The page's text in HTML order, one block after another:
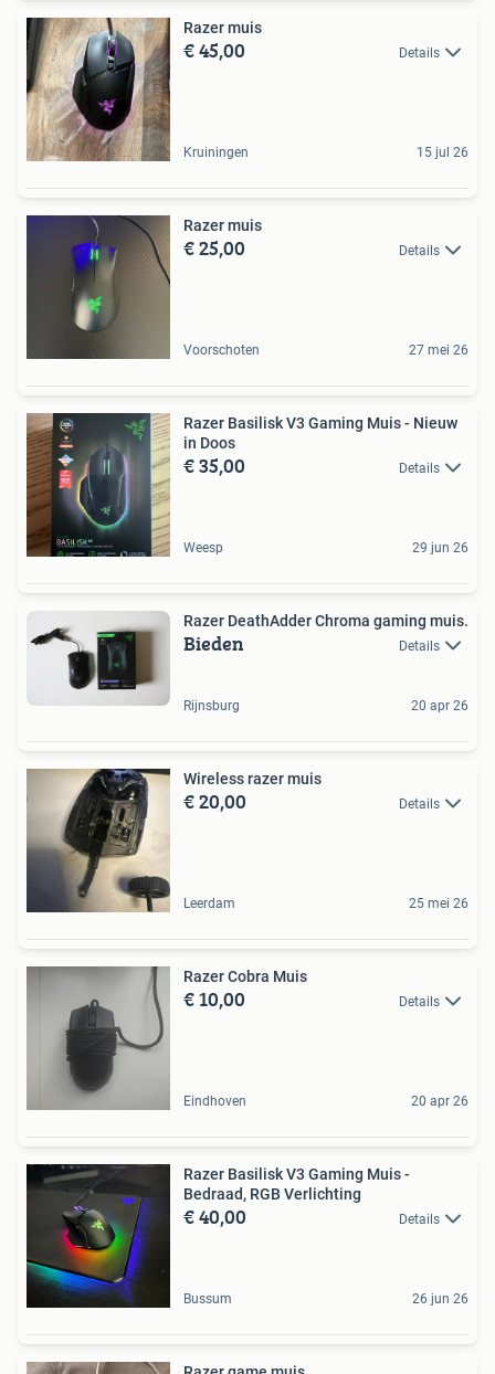
Razer muis
€ 45,00 Details
Kruiningen 15 jul 26
Razer muis
€ 25,00 Details
Voorschoten 27 mei 26
Razer Basilisk V3 Gaming Muis - Nieuw
in Doos
€ 35,00 Details
Weesp 29 jun 26
Razer DeathAdder Chroma gaming muis.
Bieden Details
Rijnsburg 20 apr 26
Wireless razer muis
€ 20,00 Details
Leerdam 25 mei 26
Razer Cobra Muis
€ 10,00 Details
Eindhoven 20 apr 26
Razer Basilisk V3 Gaming Muis -
Bedraad, RGB Verlichting
€ 40,00 Details
Bussum 26 jun 26